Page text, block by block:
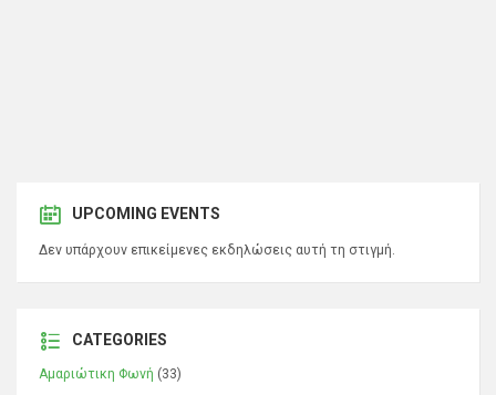
UPCOMING EVENTS
Δεν υπάρχουν επικείμενες εκδηλώσεις αυτή τη στιγμή.
CATEGORIES
Αμαριώτικη Φωνή (33)